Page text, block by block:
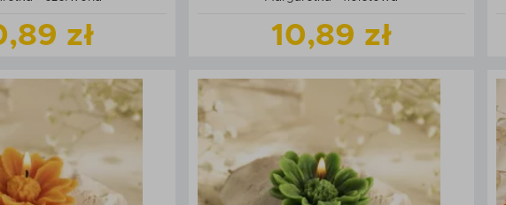
zł
Zobacz produkt
do koszyka
10,89 zł
produkt
Dodaj do koszyka